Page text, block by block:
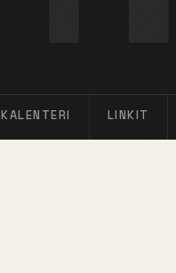
KALENTERI LINKIT